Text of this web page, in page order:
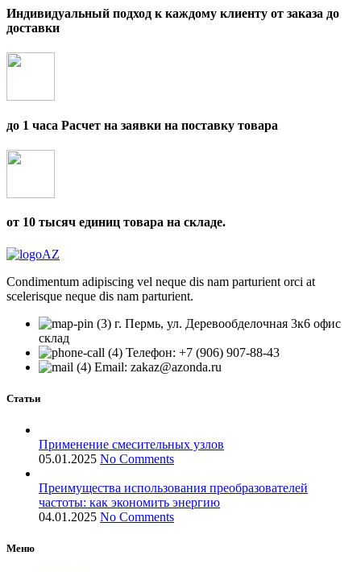
Индивидуальный подход к каждому клиенту от заказа до
доставки
до 1 часа Расчет на заявки на поставку товара
от 10 тысяч единиц товара на складе.
Condimentum adipiscing vel neque dis nam parturient orci at
scelerisque neque dis nam parturient.
г. Пермь, ул. Деревообделочная 3к6 офис
склад
Телефон: +7 (906) 907-88-43
Email: zakaz@azonda.ru
Статьи
Применение смесительных узлов
05.01.2025 No Comments
Преимущества использования преобразователей
частоты: как экономить энергию
04.01.2025 No Comments
Меню